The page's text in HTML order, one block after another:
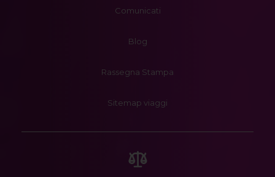
Comunicati
Blog
Rassegna Stampa
Sitemap viaggi